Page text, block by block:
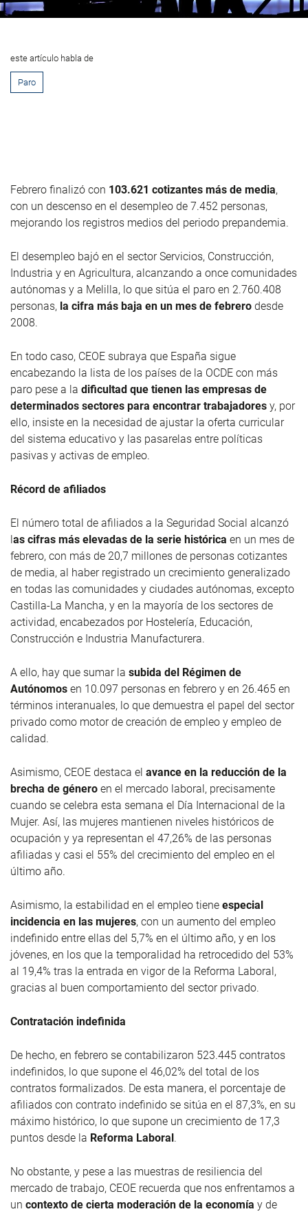
este artículo habla de
Paro
Febrero finalizó con 103.621 cotizantes más de media,
con un descenso en el desempleo de 7.452 personas,
mejorando los registros medios del periodo prepandemia.
El desempleo bajó en el sector Servicios, Construcción,
Industria y en Agricultura, alcanzando a once comunidades
autónomas y a Melilla, lo que sitúa el paro en 2.760.408
personas, la cifra más baja en un mes de febrero desde
2008.
En todo caso, CEOE subraya que España sigue
encabezando la lista de los países de la OCDE con más
paro pese a la dificultad que tienen las empresas de
determinados sectores para encontrar trabajadores y, por
ello, insiste en la necesidad de ajustar la oferta curricular
del sistema educativo y las pasarelas entre políticas
pasivas y activas de empleo.
Récord de afiliados
El número total de afiliados a la Seguridad Social alcanzó
as cifras más elevadas de la serie histórica en un mes de
febrero, con más de 20,7 millones de personas cotizantes
de media, al haber registrado un crecimiento generalizado
en todas las comunidades y ciudades autónomas, excepto
Castilla-La Mancha, y en la mayoría de los sectores de
actividad, encabezados por Hostelería, Educación,
Construcción e Industria Manufacturera.
A ello, hay que sumar la subida del Régimen de
Autónomos en 10.097 personas en febrero y en 26.465 en
términos interanuales, lo que demuestra el papel del sector
privado como motor de creación de empleo y empleo de
calidad.
Asimismo, CEOE destaca el avance en la reducción de la
brecha de género en el mercado laboral, precisamente
cuando se celebra esta semana el Día Internacional de la
Mujer. Así, las mujeres mantienen niveles históricos de
ocupación y ya representan el 47,26% de las personas
afiliadas y casi el 55% del crecimiento del empleo en el
último año.
Asimismo, la estabilidad en el empleo tiene especial
incidencia en las mujeres, con un aumento del empleo
indefinido entre ellas del 5,7% en el último año, y en los
jóvenes, en los que la temporalidad ha retrocedido del 53%
al 19,4% tras la entrada en vigor de la Reforma Laboral,
gracias al buen comportamiento del sector privado.
Contratación indefinida
De hecho, en febrero se contabilizaron 523.445 contratos
indefinidos, lo que supone el 46,02% del total de los
contratos formalizados. De esta manera, el porcentaje de
afiliados con contrato indefinido se sitúa en el 87,3%, en su
máximo histórico, lo que supone un crecimiento de 17,3
puntos desde la Reforma Laboral .
No obstante, y pese a las muestras de resiliencia del
mercado de trabajo, CEOE recuerda que nos enfrentamos a
un contexto de cierta moderación de la economía y de